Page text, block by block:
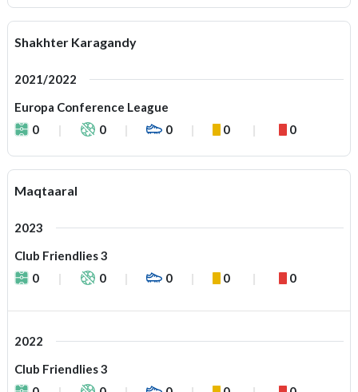
Shakhter Karagandy
2021/2022
Europa Conference League
0
0 0 0 0
Maqtaaral
2023
Club Friendlies 3
0
0 0 0 0
2022
Club Friendlies 3